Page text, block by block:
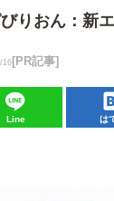
りおん：新
16[PR記事]
Line は